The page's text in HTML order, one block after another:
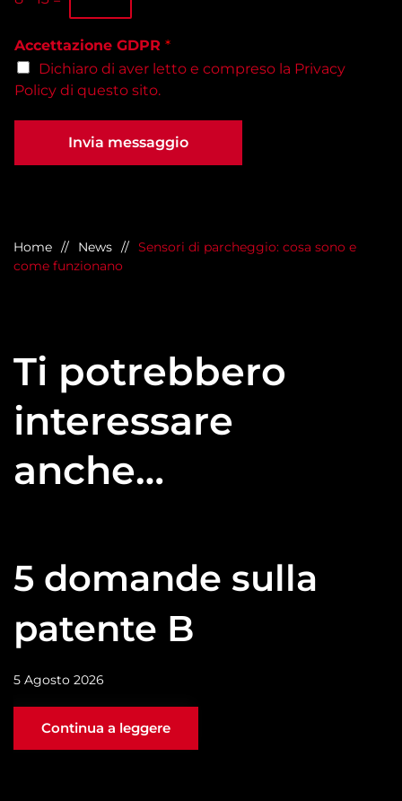
*
Accettazione GDPR *
Dichiaro di aver letto e compreso la Privacy
Policy di questo sito.
Invia messaggio
Home News
Sensori di parcheggio: cosa sono e
come funzionano
Ti potrebbero
interessare
anche…
5 domande sulla
patente B
5 Agosto 2026
Continua a leggere